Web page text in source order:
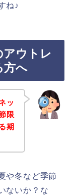
ね♪
アウトレ
方へ
ッ
限
期
や冬など季節
ないか？な